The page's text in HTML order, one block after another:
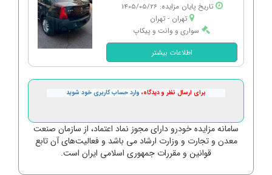
تاریخ پایان مزایده: 1405/05/26
تهران - تهران
سواری و وانت و پیکاپ
اطلاعات بیشتر
برای ارسال نظر و دیدگاه، وارد حساب کاربری خود شوید
سامانه مزایده خودرو دارای مجوز نماد اعتماد، از سازمان صنعت
معدن و تجارت و وزارت ارشاد می باشد و فعالیت‌های آن تابع
قوانین و مقررات جمهوری اسلامی ایران است.